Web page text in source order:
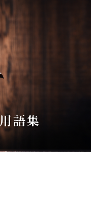
用語集